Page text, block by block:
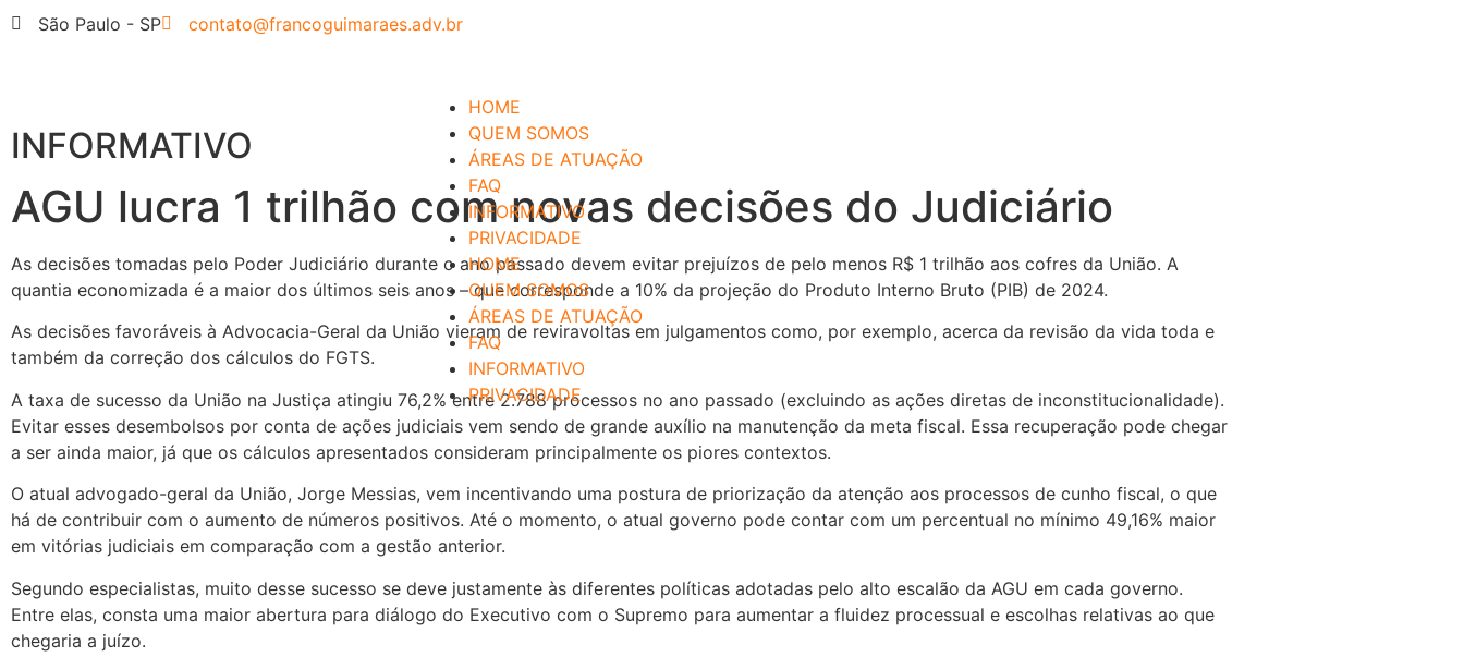
São Paulo - SP contato@francoguimaraes.adv.br
HOME
QUEM SOMOS
ÁREAS DE ATUAÇÃO
FAQ
INFORMATIVO
PRIVACIDADE
HOME
QUEM SOMOS
ÁREAS DE ATUAÇÃO
FAQ
INFORMATIVO
PRIVACIDADE
INFORMATIVO
AGU lucra 1 trilhão com novas decisões do Judiciário
As decisões tomadas pelo Poder Judiciário durante o ano passado devem evitar prejuízos de pelo menos R$ 1 trilhão aos cofres da União. A
quantia economizada é a maior dos últimos seis anos – que corresponde a 10% da projeção do Produto Interno Bruto (PIB) de 2024.
As decisões favoráveis à Advocacia-Geral da União vieram de reviravoltas em julgamentos como, por exemplo, acerca da revisão da vida toda e
também da correção dos cálculos do FGTS.
A taxa de sucesso da União na Justiça atingiu 76,2% entre 2.788 processos no ano passado (excluindo as ações diretas de inconstitucionalidade).
Evitar esses desembolsos por conta de ações judiciais vem sendo de grande auxílio na manutenção da meta fiscal. Essa recuperação pode chegar
a ser ainda maior, já que os cálculos apresentados consideram principalmente os piores contextos.
O atual advogado-geral da União, Jorge Messias, vem incentivando uma postura de priorização da atenção aos processos de cunho fiscal, o que
há de contribuir com o aumento de números positivos. Até o momento, o atual governo pode contar com um percentual no mínimo 49,16% maior
em vitórias judiciais em comparação com a gestão anterior.
Segundo especialistas, muito desse sucesso se deve justamente às diferentes políticas adotadas pelo alto escalão da AGU em cada governo.
Entre elas, consta uma maior abertura para diálogo do Executivo com o Supremo para aumentar a fluidez processual e escolhas relativas ao que
chegaria a juízo.